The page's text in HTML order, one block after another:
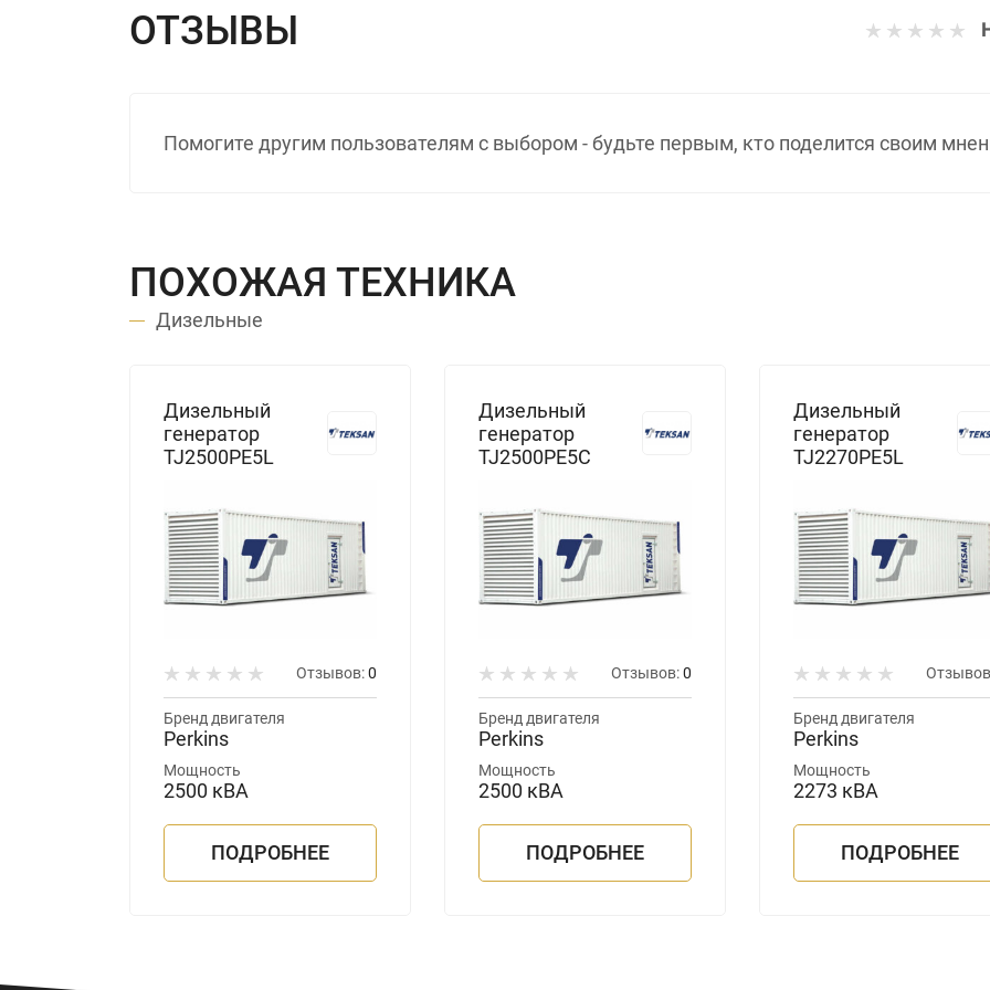
ОТЗЫВЫ
Помогите другим пользователям с выбором - будьте первым, кто поделится своим
ПОХОЖАЯ ТЕХНИКА
Дизельные
Дизельный
генератор
TJ2500PE5L
Отзывов:0
Бренд двигателя
Perkins
Мощность
2500 кВА
ПОДРОБНЕЕ
Дизельный
генератор
TJ2500PE5C
Отзывов:0
Бренд двигателя
Perkins
Мощность
2500 кВА
ПОДРОБНЕЕ
Дизельный
генератор
TJ2270PE5L
Бренд двигателя
Perkins
Мощность
2273 кВА
ПОДРОБНЕЕ